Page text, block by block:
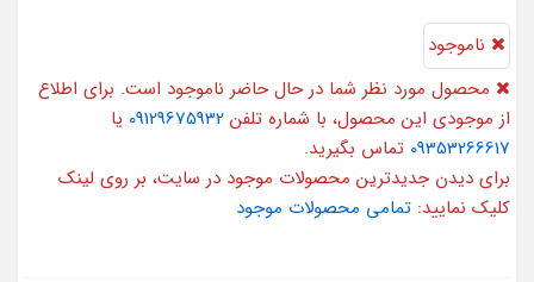
ناموجود
محصول مورد نظر شما در حال حاضر ناموجود است. برای اطلاع
از موجودی این محصول، با شماره تلفن 09129675932 یا
09353266617 تماس بگیرید.
برای دیدن جدیدترین محصولات موجود در سایت، بر روی لینک
کلیک نمایید: تمامی محصولات موجود